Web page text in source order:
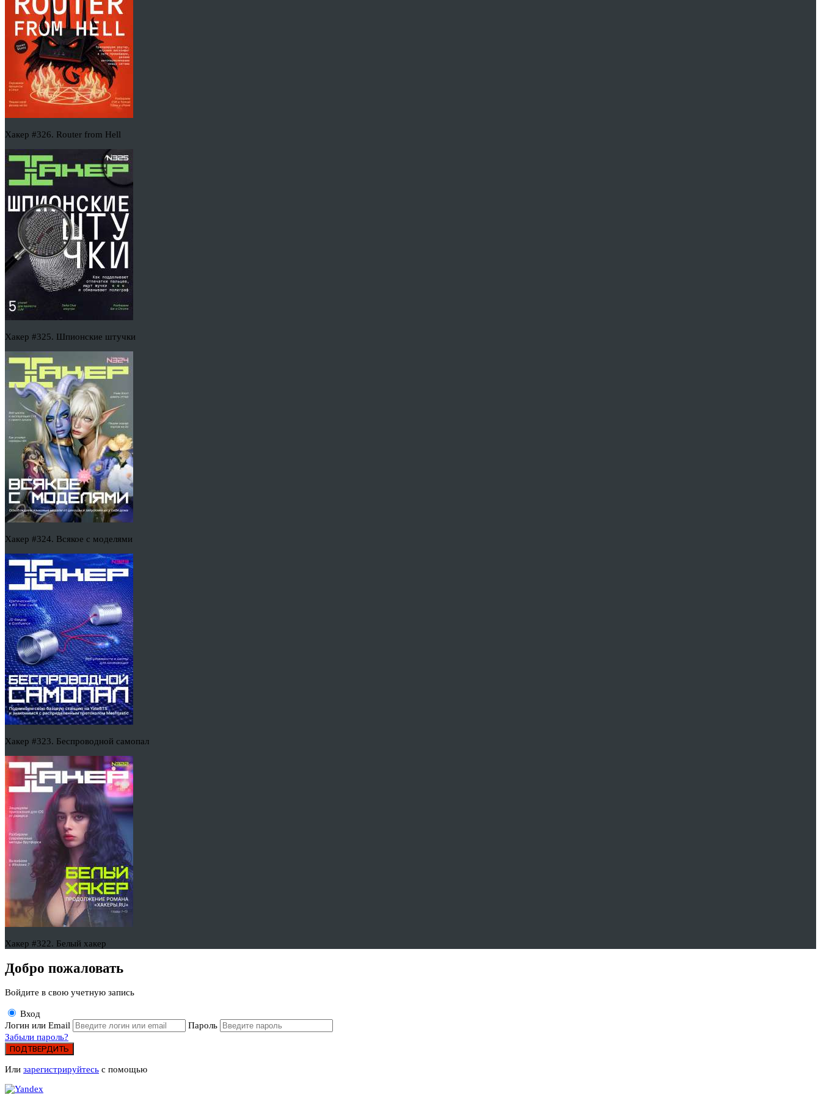
Хакер #326. Router from Hell
Хакер #325. Шпионские штучки
Хакер #324. Всякое с моделями
Хакер #323. Беспроводной самопал
Хакер #322. Белый хакер
Добро пожаловать
Войдите в свою учетную запись
Вход
Логин или Email
Пароль
Забыли пароль?
ПОДТВЕРДИТЬ
Или зарегистрируйтесь с помощью